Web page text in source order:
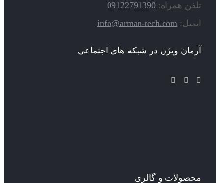
تلفن همراه: 09122791390
ایمیل: info@arman-tech.com
آرمان ویژن در شبکه های اجتماعی
محصولات و گالری